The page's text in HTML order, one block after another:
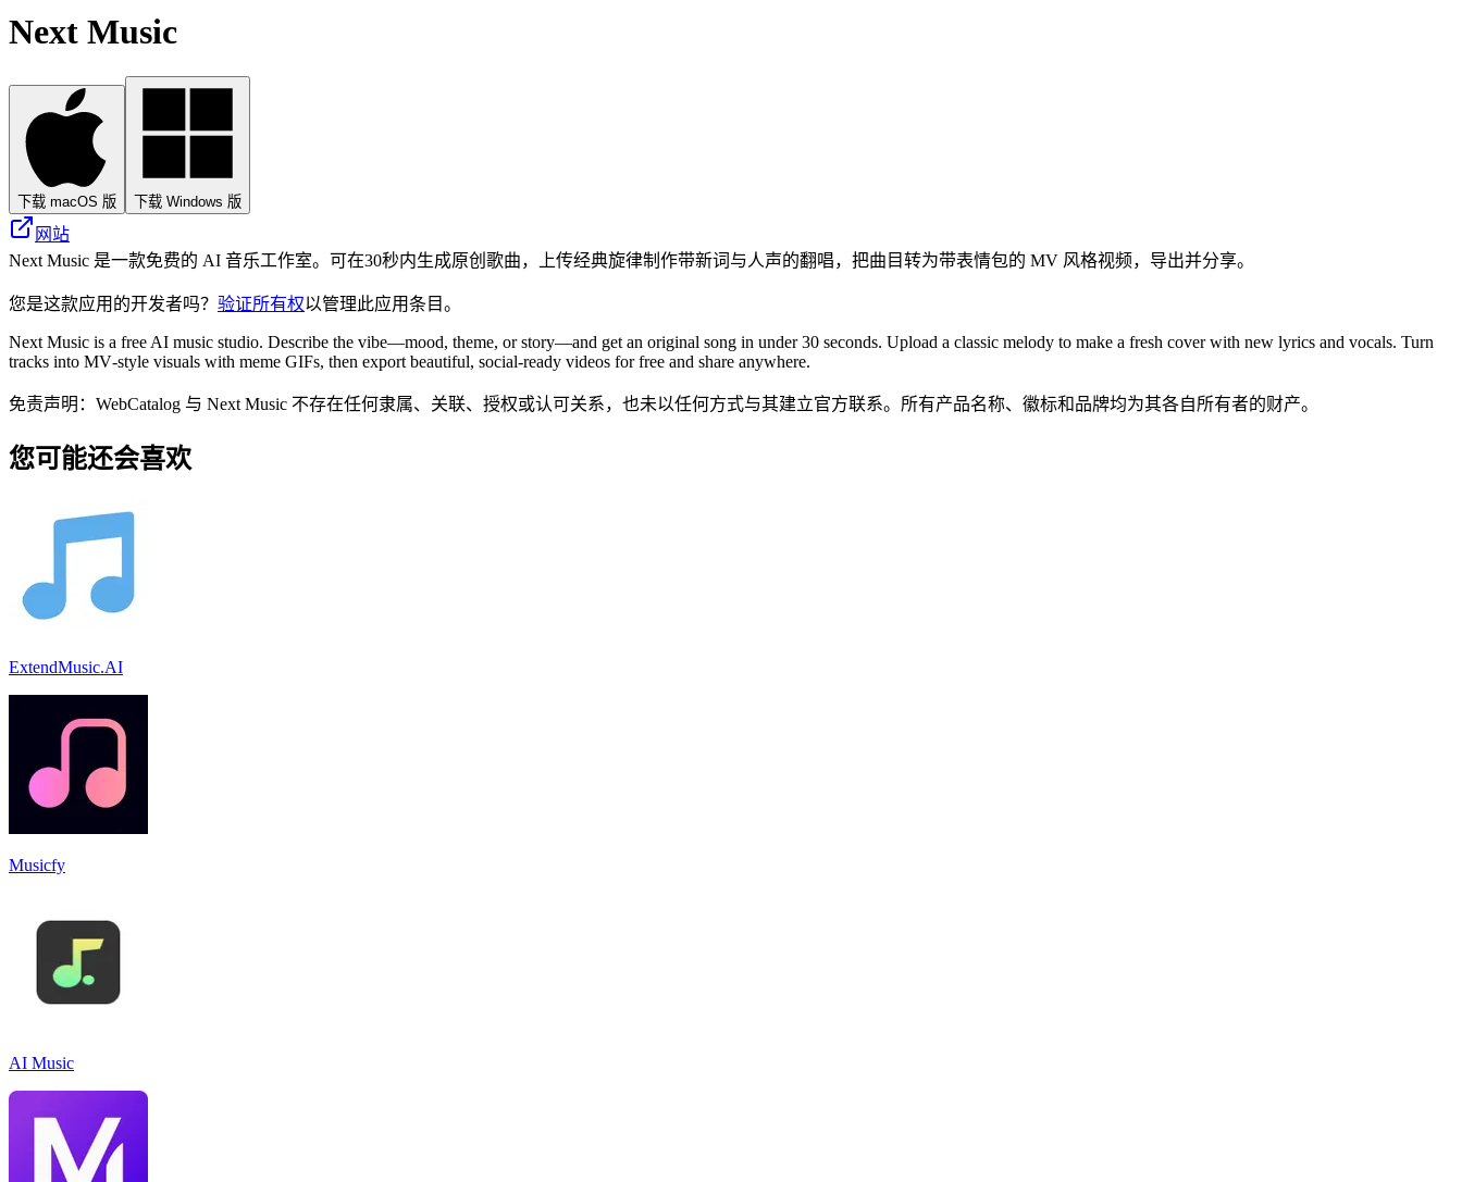
Next Music
下载 macOS 版 下载 Windows 版
网站
Next Music 是一款免费的 AI 音乐工作室。可在30秒内生成原创歌曲，上传经典旋律制作带新词与人声的翻唱，把曲目转为带表情包的 MV 风格视频，导出并分享。
您是这款应用的开发者吗？ 验证所有权以管理此应用条目。
Next Music is a free AI music studio. Describe the vibe—mood, theme, or story—and get an original song in under 30 seconds. Upload a classic melody to make a fresh cover with new lyrics and vocals. Turn
tracks into MV‑style visuals with meme GIFs, then export beautiful, social‑ready videos for free and share anywhere.
免责声明：WebCatalog 与 Next Music 不存在任何隶属、关联、授权或认可关系，也未以任何方式与其建立官方联系。所有产品名称、徽标和品牌均为其各自所有者的财产。
您可能还会喜欢
ExtendMusic.AI
Musicfy
AI Music